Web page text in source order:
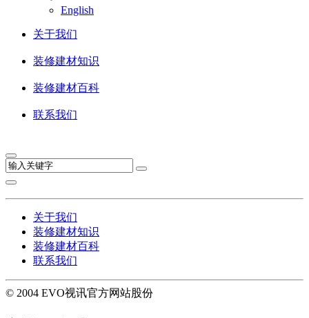
English
关于我们
装修建材知识
装修建材百科
联系我们
关于我们
装修建材知识
装修建材百科
联系我们
© 2004 EVO视讯官方网站股份